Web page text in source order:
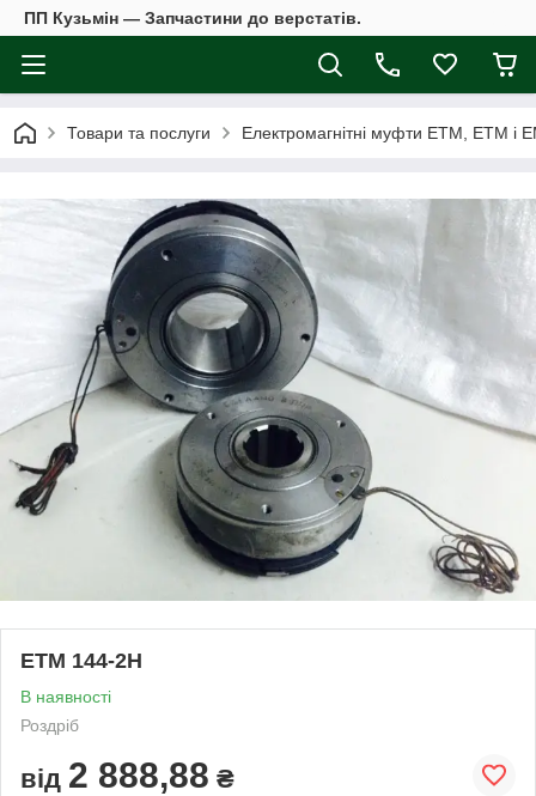
ПП Кузьмін — Запчастини до верстатів.
Товари та послуги Електромагнітні муфти ЕТМ, ЕТМ і
ЕТМ 144-2Н
В наявності
Роздріб
від 2 888,88 ₴